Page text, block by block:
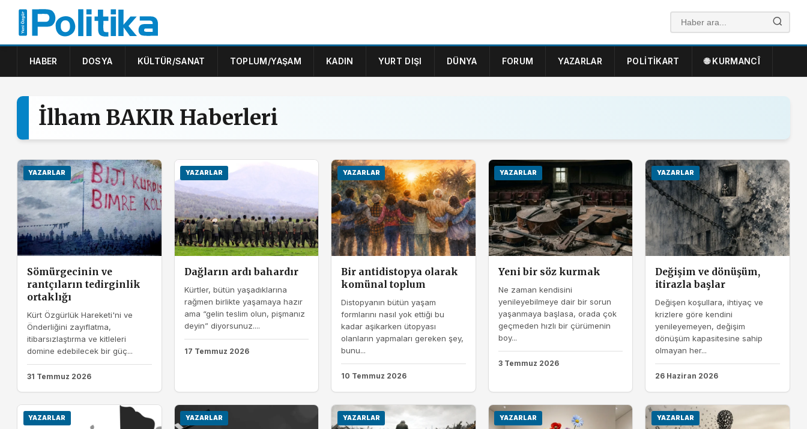
HABER DOSYA KÜLTÜR/SANAT TOPLUM/YAŞAM KADIN YURT DIŞI DÜNYA FORUM YAZARLAR POLITIKART 🌐 KURMANCÎ
İlham BAKIR Haberleri
YAZARLAR
Sömürgecinin ve
rantçıların tedirginlik
ortaklığı
Kürt Özgürlük Hareketi'ni ve
Önderliğini zayıflatma,
itibarsızlaştırma ve kitleleri
domine edebilecek bir güç...
31 Temmuz 2026
YAZARLAR
Dağların ardı bahardır
Kürtler, bütün yaşadıklarına
rağmen birlikte yaşamaya hazır
ama “gelin teslim olun, pişmanız
deyin” diyorsunuz....
17 Temmuz 2026
YAZARLAR
Bir antidistopya olarak
komünal toplum
Distopyanın bütün yaşam
formlarını nasıl yok ettiği bu
kadar aşikarken ütopyası
olanların yapmaları gereken şey,
bunu...
10 Temmuz 2026
YAZARLAR
Yeni bir söz kurmak
Ne zaman kendisini
yenileyebilmeye dair bir sorun
yaşanmaya başlasa, orada çok
geçmeden hızlı bir çürümenin
boy...
3 Temmuz 2026
YAZARLAR
Değişim ve dönüşüm,
itirazla başlar
Değişen koşullara, ihtiyaç ve
krizlere göre kendini
yenileyemeyen, değişim
dönüşüm kapasitesine sahip
olmayan her...
26 Haziran 2026
YAZARLAR YAZARLAR YAZARLAR YAZARLAR YAZARLAR